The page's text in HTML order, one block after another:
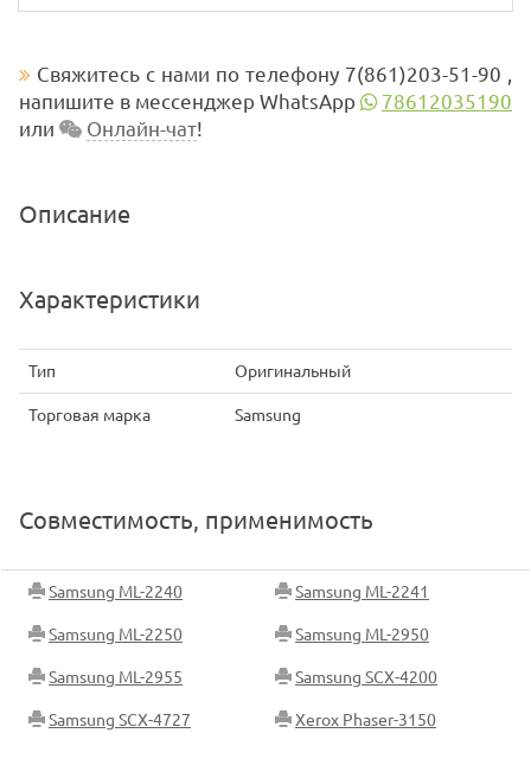
Свяжитесь с нами по телефону 7(861)203-51-90 ,
напишите в мессенджер WhatsApp
78612035190
или
Онлайн-чат!
Описание
Характеристики
Тип Оригинальный
Торговая марка Samsung
Совместимость, применимость
Samsung ML-2240 Samsung ML-2241
Samsung ML-2250 Samsung ML-2950
Samsung ML-2955 Samsung SCX-4200
Samsung SCX-4727 Xerox Phaser-3150